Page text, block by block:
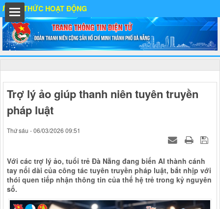
ĐỘNG
Trợ lý ảo giúp thanh niên tuyên truyền
pháp luật
Thứ sáu - 06/03/2026 09:51
Với các trợ lý ảo, tuổi trẻ Đà Nẵng đang biến AI thành cánh
tay nối dài của công tác tuyên truyền pháp luật, bắt nhịp với
thói quen tiếp nhận thông tin của thế hệ trẻ trong kỷ nguyên
số.